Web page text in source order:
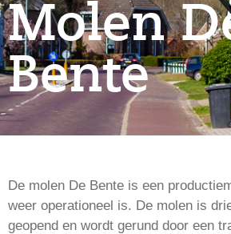
Molen
Bente
De molen De Bente is een
weer operationeel is. De molen is
geopend en wordt gerund door een